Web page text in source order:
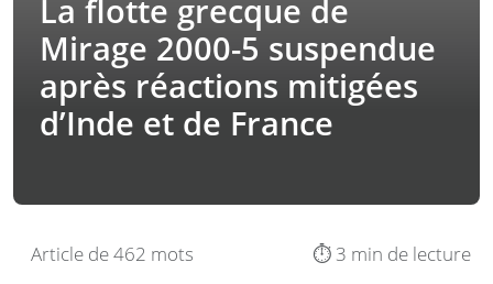
La flotte grecque de
Mirage 2000-5 suspendue
après réactions mitigées
d’Inde et de France
Article de 462 mots ⏱️ 3 min de lecture